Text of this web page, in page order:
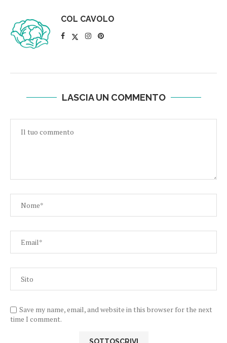
COL CAVOLO
LASCIA UN COMMENTO
Save my name, email, and website in this browser for the next
time I comment.